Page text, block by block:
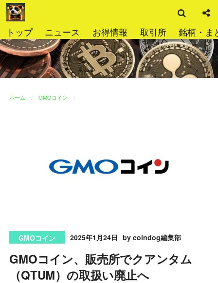
コ
ン
ン
ツ
へ
ス
トップ ニュース お得情報 取引所 銘柄・ま
索
ホーム GMOコイン
GMOコイン 2025年1月24日 by coindog編集部
GMOコイン、販売所でクアンタム
（QTUM）の取扱い廃止へ